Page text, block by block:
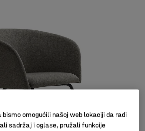
bismo omogućili našoj web lokaciji da radi
sadržaj i oglase, pružali funkcije